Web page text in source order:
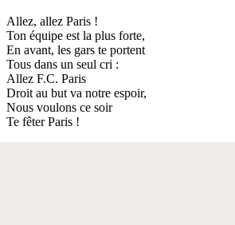
Allez, allez Paris !
Ton équipe est la plus forte,
En avant, les gars te portent
Tous dans un seul cri :
Allez F.C. Paris
Droit au but va notre espoir,
Nous voulons ce soir
Te fêter Paris !